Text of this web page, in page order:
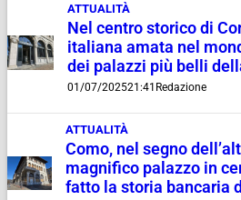
ATTUALITÀ
Nel centro storico di
italiana amata nel
dei palazzi più belli
01/07/202521:41 Redazione
ATTUALITÀ
Como, nel segno
magnifico palazzo in
fatto la storia bancaria